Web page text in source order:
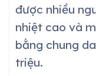
được nhiều
nhiệt cao và
bằng chung
triệu.